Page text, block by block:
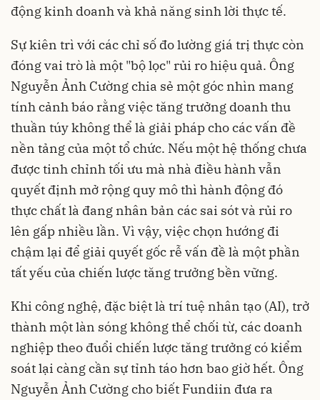
động kinh doanh và khả năng sinh lời thực tế.
Sự kiên trì với các chỉ số đo lường giá trị thực còn
đóng vai trò là một "bộ lọc" rủi ro hiệu quả. Ông
Nguyễn Ảnh Cường chia sẻ một góc nhìn mang
tính cảnh báo rằng việc tăng trưởng doanh thu
thuần túy không thể là giải pháp cho các vấn đề
nền tảng của một tổ chức. Nếu một hệ thống chưa
được tinh chỉnh tối ưu mà nhà điều hành vẫn
quyết định mở rộng quy mô thì hành động đó
thực chất là đang nhân bản các sai sót và rủi ro
lên gấp nhiều lần. Vì vậy, việc chọn hướng đi
chậm lại để giải quyết gốc rễ vấn đề là một phần
tất yếu của chiến lược tăng trưởng bền vững.
Khi công nghệ, đặc biệt là trí tuệ nhân tạo (AI), trở
thành một làn sóng không thể chối từ, các doanh
nghiệp theo đuổi chiến lược tăng trưởng có kiểm
soát lại càng cần sự tỉnh táo hơn bao giờ hết. Ông
Nguyễn Ảnh Cường cho biết Fundiin đưa ra